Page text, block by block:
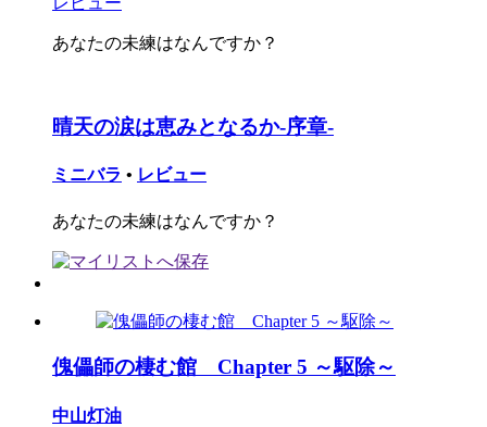
あなたの未練はなんですか？
晴天の涙は恵みとなるか-序章-
ミニバラ • レビュー
あなたの未練はなんですか？
傀儡師の棲む館 Chapter 5 ～駆除～
中山灯油